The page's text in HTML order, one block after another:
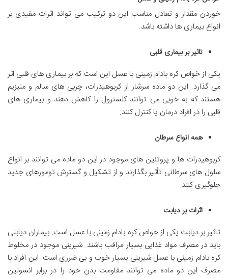
خوردن مقدار و تعادل مناسب این دو ترکیب می تواند اثرات مفیدی بر
انواع بیماری ها داشته باشد.
تاثیر بر بیماری قلبی
یکی از خواص کره بادام زمینی با عسل این است که بر بیماری های قلبی اثر
می گذارد. این دو ماده سرشار از کربوهیدرات، چربی های سالم و منیزیم
هستند که به خوبی می توانند کلسترول را کاهش دهند و بیماری های
قلبی را در افراد درمان یا کنترل کنند.
همه انواع سرطان
کربوهیدرات ها و پروتئین های موجود در این دو ماده می توانند بر انواع
سلول های سرطانی تأثیر بگذارند و از تشکیل و گسترش تومورهای جدید
جلوگیری کنند.
اثرات بر دیابت
تاثیر بر دیابت یکی از خواص کره بادام زمینی با عسل است. بیماران دیابتی
باید در مصرف مواد غذایی بسیار مراقب باشند. شیرینی موجود در مخلوط
کره بادام زمینی با عسل شیرینی بسیار خوب و بی ضرری است. این افراد با
مصرف این دو ماده می توانند مقاومت بدن خود را در برابر انسولین